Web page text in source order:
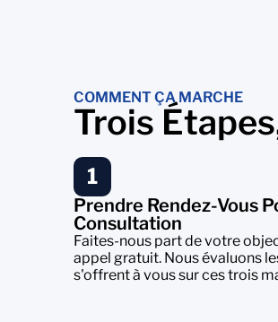
COMMENT ÇA MARCHE
Trois
1
Prendre Rendez-Vous
Consultation
Faites-nous part de votre
appel gratuit. Nous évaluons
s'offrent à vous sur ces trois